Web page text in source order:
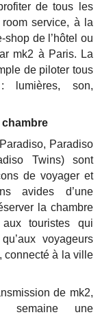
de tous les
service, à la
shop de l’hôtel ou
mk2 à Paris. La
de piloter tous
lumières, son,
chambre
Paradiso
Twins) sont
de voyager et
avides d’une
la chambre
touristes qui
voyageurs
connecté à la ville
de mk2,
semaine une